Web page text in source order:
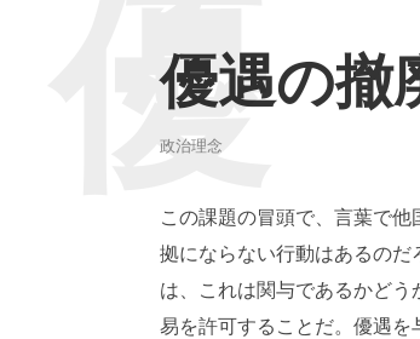
優遇の撤
政治理念
優
この課題の冒頭で、言葉で
拠にならない行動はあるの
は、これは関与であるかど
易を許可することだ。優遇を